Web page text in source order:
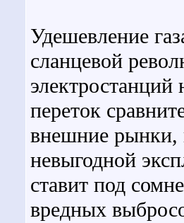
Удешевление
сланцевой
электростанций
переток
внешние рынки,
невыгодной
ставит под
вредных